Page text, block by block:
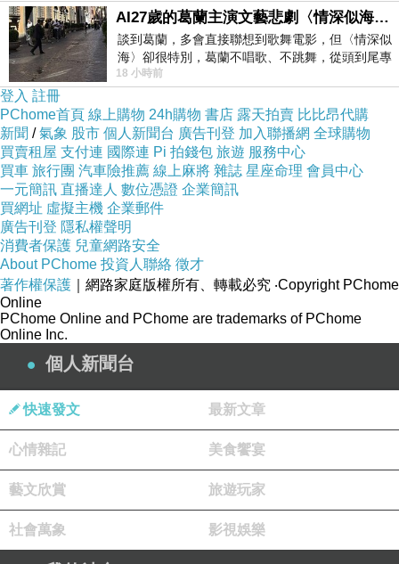
AI27歲的葛蘭主演文藝悲劇〈情深似海〉 #戀上老電影 #葛蘭 #粟子
談到葛蘭，多會直接聯想到歌舞電影，但〈情深似
海〉卻很特別，葛蘭不唱歌、不跳舞，從頭到尾專
心演戲。拍攝期間，經常工作超過12個鐘
18 小時前
登入 註冊
PChome首頁 線上購物 24h購物 書店 露天拍賣 比比昂代購
新聞 /氣象 股市 個人新聞台 廣告刊登 加入聯播網 全球購物
買賣租屋 支付連 國際連 Pi 拍錢包 旅遊 服務中心
買車 旅行團 汽車險推薦 線上麻將 雜誌 星座命理 會員中心
一元簡訊 直播達人 數位憑證 企業簡訊
買網址 虛擬主機 企業郵件
廣告刊登 隱私權聲明
消費者保護 兒童網路安全
About PChome 投資人聯絡 徵才
著作權保護 ｜網路家庭版權所有、轉載必究 ‧Copyright PChome
Online
PChome Online and PChome are trademarks of PChome
Online Inc.
個人新聞台
快速發文 最新文章
心情雜記 美食饗宴
藝文欣賞 旅遊玩家
社會萬象 影視娛樂